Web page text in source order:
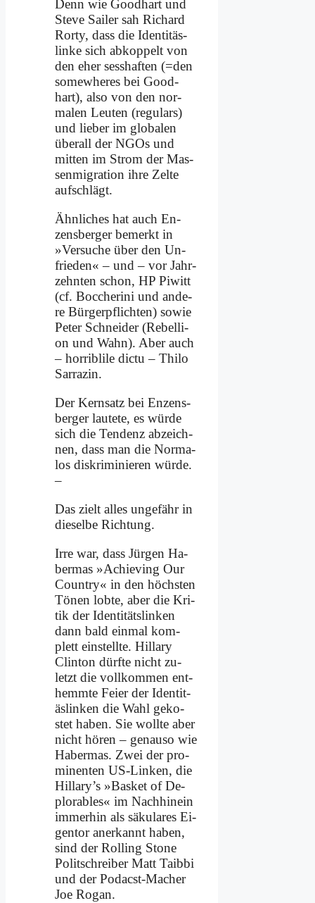
Denn wie Good­hart und
Ste­ve Sai­ler sah Ri­chard
Ror­ty, dass die Iden­tit­äs­
lin­ke sich ab­kop­pelt von
den eher sess­haf­ten (=den
so­me­whe­res bei Good­
hart), al­so von den nor­
ma­len Leu­ten (re­gu­lars)
und lie­ber im glo­ba­len
über­all der NGOs und
mit­ten im Strom der Mas­
sen­mi­gra­ti­on ih­re Zel­te
auf­schlägt.
Ähn­li­ches hat auch En­
zens­ber­ger be­merkt in
»Ver­su­che über den Un­
frie­den« – und – vor Jahr­
zehn­ten schon, HP Pi­witt
(cf. Boc­che­ri­ni und an­de­
re Bür­ger­pflich­ten) so­wie
Pe­ter Schnei­der (Re­bel­li­
on und Wahn). Aber auch
– hor­ri­bli­le dic­tu – Thi­lo
Sar­ra­zin.
Der Kern­satz bei En­zens­
ber­ger lau­te­te, es wür­de
sich die Ten­denz ab­zeich­
nen, dass man die Nor­ma­
los dis­kri­mi­nie­ren wür­de.
–
Das zielt al­les un­ge­fähr in
die­sel­be Rich­tung.
Ir­re war, dass Jür­gen Ha­
ber­mas »Achie­ving Our
Coun­try« in den höch­sten
Tö­nen lob­te, aber die Kri­
tik der Iden­ti­täts­lin­ken
dann bald ein­mal kom­
plett ein­stell­te. Hil­la­ry
Clin­ton dürf­te nicht zu­
letzt die voll­kom­men ent­
hemm­te Fei­er der Iden­tit­
äs­lin­ken die Wahl ge­ko­
stet ha­ben. Sie woll­te aber
nicht hö­ren – ge­nau­so wie
Ha­ber­mas. Zwei der pro­
mi­nen­ten US-Lin­ken, die
Hillary’s »Bas­ket of De­
plo­rables« im Nach­hin­ein
im­mer­hin als sä­ku­la­res Ei­
gen­tor an­er­kannt ha­ben,
sind der Rol­ling Stone
Po­lit­schrei­ber Matt Taib­bi
und der Po­dacst-Ma­cher
Joe Ro­gan.